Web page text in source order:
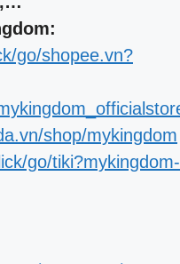
go/shopee.vn?
shop/mykingdom
go/tiki?mykingdom-